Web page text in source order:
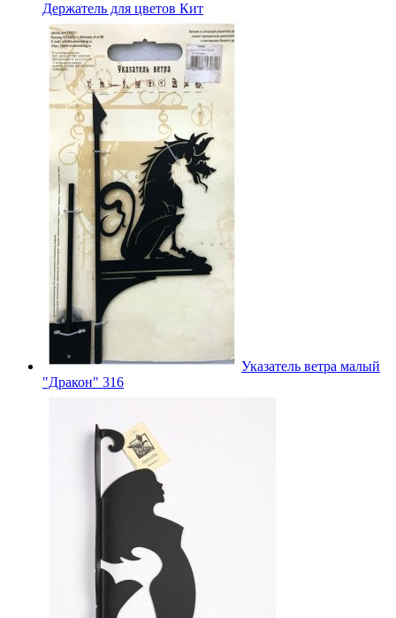
Держатель для цветов Кит
Указатель ветра малый
"Дракон" 316